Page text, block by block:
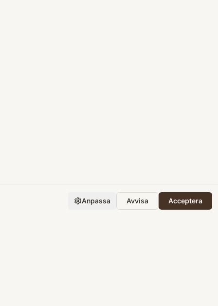
Anpassa Avvisa Acceptera